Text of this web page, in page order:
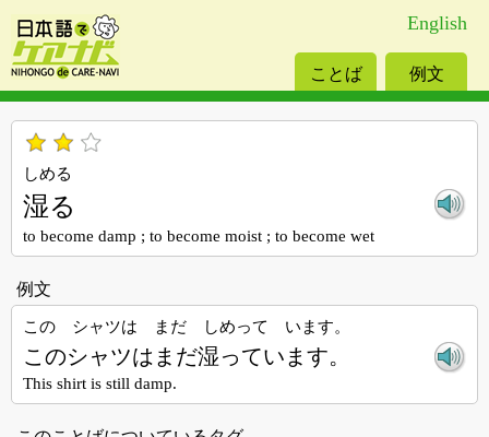
English
ことば 例文
しめる
湿る
to become damp ; to become moist ; to become wet
例文
この シャツは まだ しめって います。
このシャツはまだ湿っています。
This shirt is still damp.